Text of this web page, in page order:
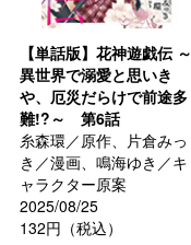
【単話版】花神遊戯伝 ～
異世界で溺愛と思いき
や、厄災だらけで前途多
難!?～ 第6話
糸森環／原作、片倉みっ
き／漫画、鳴海ゆき／キ
ャラクター原案
2025/08/25
132円（税込）